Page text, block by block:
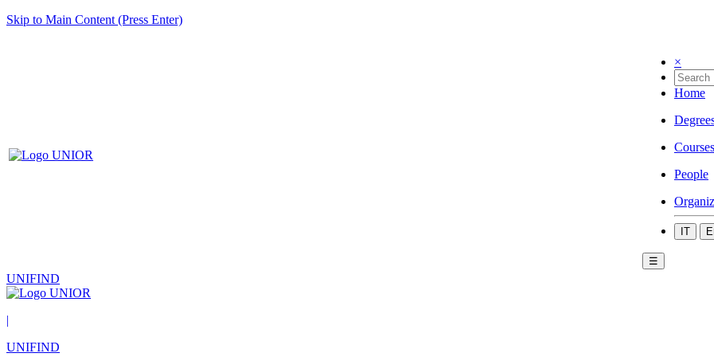
Skip to Main Content (Press Enter)
×
Home
Courses
People
IT
☰
UNIFIND
|
UNIFIND